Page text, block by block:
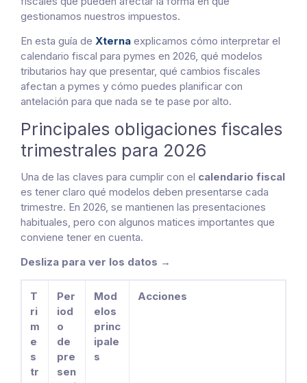
gestionamos nuestros impuestos.
En esta guía de Xterna explicamos cómo interpretar el
calendario fiscal para pymes en 2026, qué modelos
tributarios hay que presentar, qué cambios fiscales
afectan a pymes y cómo puedes planificar con
antelación para que nada se te pase por alto.
Principales obligaciones fiscales
trimestrales para 2026
Una de las claves para cumplir con el calendario fiscal
es tener claro qué modelos deben presentarse cada
trimestre. En 2026, se mantienen las presentaciones
habituales, pero con algunos matices importantes que
conviene tener en cuenta.
Desliza para ver los datos →
T
ri
m
e
s
tr
Per
iod
o
de
pre
sen
Mod
elos
princ
ipale
s
Acciones